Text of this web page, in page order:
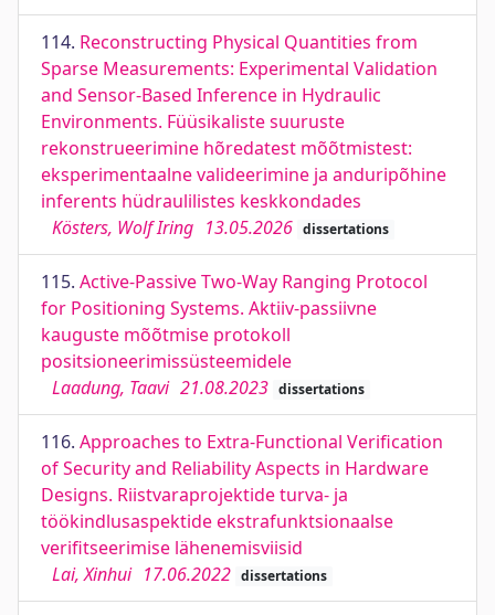
114. Reconstructing Physical Quantities from
Sparse Measurements: Experimental Validation
and Sensor-Based Inference in Hydraulic
Environments. Füüsikaliste suuruste
rekonstrueerimine hõredatest mõõtmistest:
eksperimentaalne valideerimine ja anduripõhine
inferents hüdraulilistes keskkondades
Kösters, Wolf Iring 13.05.2026 dissertations
115. Active-Passive Two-Way Ranging Protocol
for Positioning Systems. Aktiiv-passiivne
kauguste mõõtmise protokoll
positsioneerimissüsteemidele
Laadung, Taavi 21.08.2023 dissertations
116. Approaches to Extra-Functional Verification
of Security and Reliability Aspects in Hardware
Designs. Riistvaraprojektide turva- ja
töökindlusaspektide ekstrafunktsionaalse
verifitseerimise lähenemisviisid
Lai, Xinhui 17.06.2022 dissertations